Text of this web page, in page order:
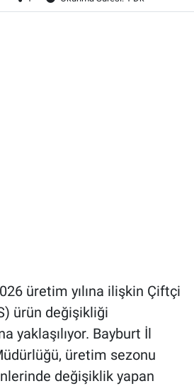
üretim yılına ilişkin Çiftçi
ürün değişikliği
yaklaşılıyor. Bayburt İl
üretim sezonu
değişiklik yapan